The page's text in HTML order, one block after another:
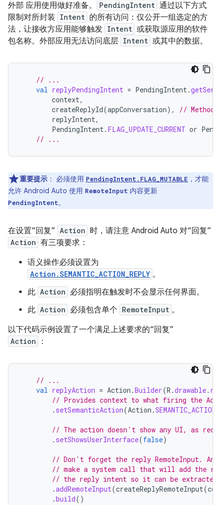
外部 应用使用做好准备。
PendingIntent 通过以下方式
限制对所封装 Intent 的所有访问：仅公开一组选定的方
法，让接收方应用能够触发 Intent 或获取源应用的软件
包名称。外部应用无法访问底层 Intent 或其中的数据。
// ...
val replyPendingIntent = PendingIntent.
context,
createReplyId(appConversation),
// Method
replyIntent,
PendingIntent. FLAG_UPDATE_CURRENT or
// ...
重要提示 ： 必须使用 PendingIntent.FLAG_MUTABLE ，才能
允许 Android Auto 使用 RemoteInput 内容更新
PendingIntent。
在设置“回复” Action 时，请注意 Android Auto 对“回复”
Action 有三项要求：
语义操作必须设置为
Action.SEMANTIC_ACTION_REPLY 。
此 Action 必须指明在触发时不会显示任何界面。
此 Action 必须包含单个 RemoteInput 。
以下代码示例设置了一个满足上述要求的“回复”
Action ：
// ...
val replyAction = Action .Builder(R .drawable.
// Provides context to what firing the
. setSemanticAction(Action .
// The action doesn't show any UI, as
. setShowsUserInterface(false)
// Don't forget the reply RemoteInput.
// make a system call that will add the
// the reply intent so it can be extracted
.addRemoteInput(createReplyRemoteInput(
.build()